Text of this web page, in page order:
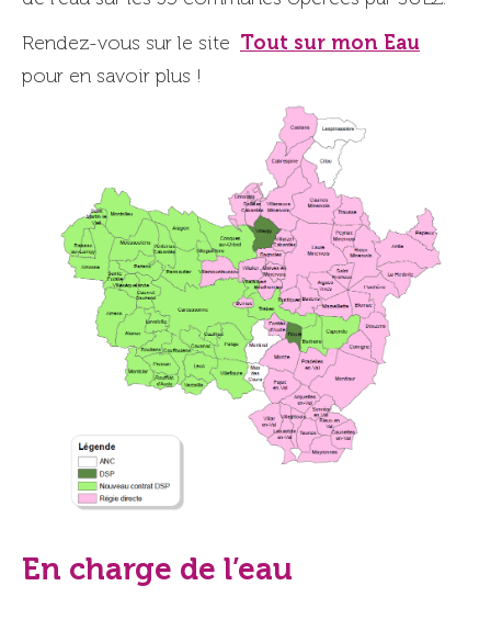
Rendez-vous sur le site Tout sur mon Eau
pour en savoir plus !
En charge de l’eau